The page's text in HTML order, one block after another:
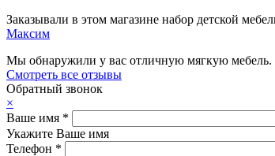
Заказывали в этом магазине набор детской
Максим
Мы обнаружили у вас отличную мягкую
Смотреть все отзывы
Обратный звонок
×
Ваше имя *
Укажите Ваше имя
Телефон *